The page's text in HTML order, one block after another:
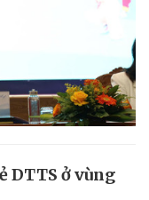
DTTS ở vùng